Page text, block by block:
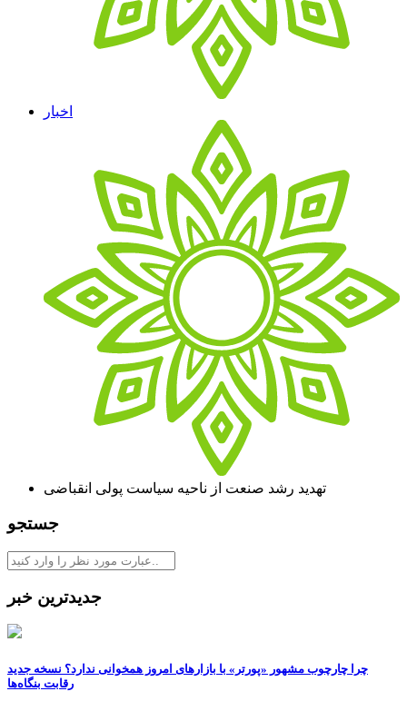
اخبار
تهدید رشد صنعت از ناحیه سیاست پولی انقباضی
جستجو
جدیدترین خبر
چرا چارچوب مشهور «پورتر» با بازارهای امروز همخوانی ندارد؟ نسخه جدید
رقابت‌ بنگاه‌ها